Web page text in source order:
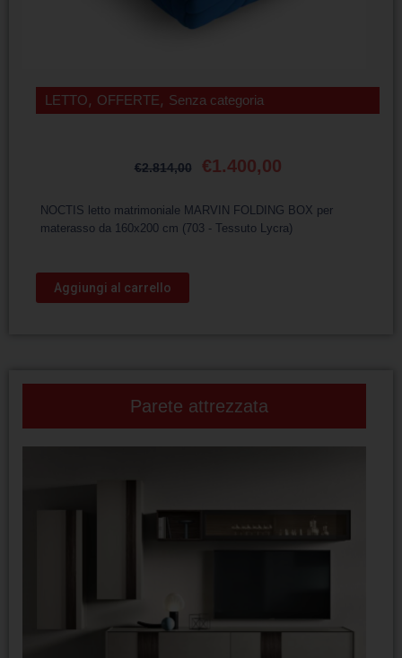
LETTO, OFFERTE, Senza categoria
€2.814,00 €1.400,00
NOCTIS letto matrimoniale MARVIN FOLDING BOX per
materasso da 160x200 cm (703 - Tessuto Lycra)
Aggiungi al carrello
Parete attrezzata